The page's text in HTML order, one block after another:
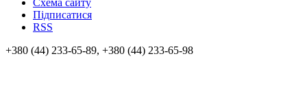
Схема сайту
Підписатися
RSS
+380 (44) 233-65-89, +380 (44) 233-65-98